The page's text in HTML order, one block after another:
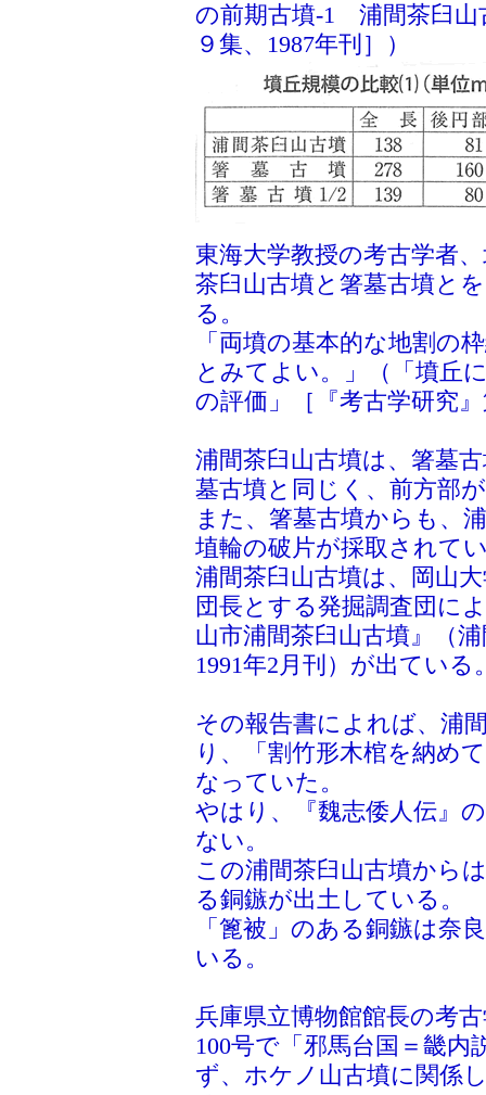
の前期古墳-1 浦間茶臼山
９集、1987年刊］）
東海大学教授の考古学者
茶臼山古墳と箸墓古墳と
る。
「両墳の基本的な地割の
とみてよい。」（「墳丘
の評価」［『考古学研究
浦間茶臼山古墳は、箸墓
墓古墳と同じく、前方部
また、箸墓古墳からも、
埴輪の破片が採取されて
浦間茶臼山古墳は、岡山
団長とする発掘調査団に
山市浦間茶臼山古墳』（
1991年2月刊）が出ている
その報告書によれば、浦
り、「割竹形木棺を納め
なっていた。
やはり、『魏志倭人伝』
ない。
この浦間茶臼山古墳から
る銅鏃が出土している。
「篦被」のある銅鏃は奈
いる。
兵庫県立博物館館長の考
100号で「邪馬台国＝畿
ず、ホケノ山古墳に関係